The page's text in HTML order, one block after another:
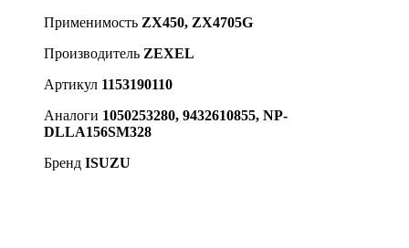
Применимость ZX450, ZX4705G
Производитель ZEXEL
Артикул 1153190110
Аналоги 1050253280, 9432610855, NP-
DLLA156SM328
Бренд ISUZU